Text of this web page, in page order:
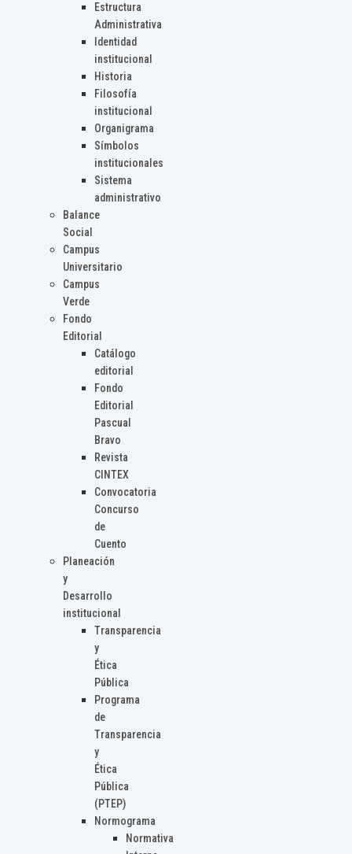
Estructura
Administrativa
Identidad
institucional
Historia
Filosofía
institucional
Organigrama
Símbolos
institucionales
Sistema
administrativo
Balance
Social
Campus
Universitario
Campus
Verde
Fondo
Editorial
Catálogo
editorial
Fondo
Editorial
Pascual
Bravo
Revista
CINTEX
Convocatoria
Concurso
de
Cuento
Planeación
y
Desarrollo
institucional
Transparencia
y
Ética
Pública
Programa
de
Transparencia
y
Ética
Pública
(PTEP)
Normograma
Normativa